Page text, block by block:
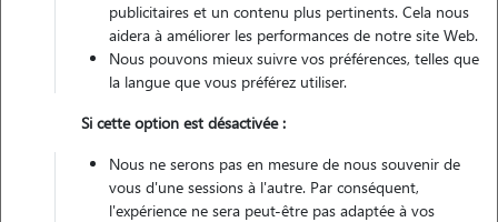
Garde d'animaux Pension Chat Arras
Trouvez votre pension pour
chat à Arras
publicitaires et un contenu plus pertinents. Cela nous
aidera à améliorer les performances de notre site Web.
Nous pouvons mieux suivre vos préférences, telles que
la langue que vous préférez utiliser.
Si cette option est désactivée :
Nous ne serons pas en mesure de nous souvenir de
vous d'une sessions à l'autre. Par conséquent,
l'expérience ne sera peut-être pas adaptée à vos